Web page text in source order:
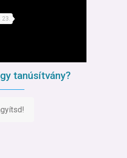
23.
tanúsítvány?